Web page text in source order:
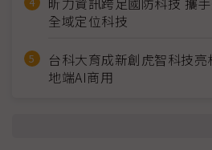
全域定位科技
台科大育成新創虎智科技亮
地端AI商用